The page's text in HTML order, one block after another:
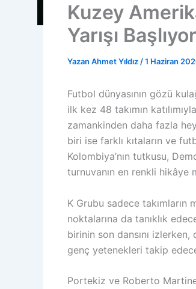
Kuzey
Yarışı Başlıyor
Yazan Ahmet Yıldız/1 Haziran
Futbol dünyasının gözü
ilk kez 48 takımın
zamankinden daha fazla
biri ise farklı kıtaların ve
Kolombiya’nın tutkusu,
turnuvanın en renkli
K Grubu sadece
noktalarına da tanıklık
birinin son dansını
genç yetenekleri takip
Portekiz ve Roberto